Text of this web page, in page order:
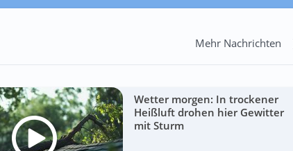
Mehr Nachrichten
Wetter morgen: In trockener
Heißluft drohen hier Gewitter
mit Sturm